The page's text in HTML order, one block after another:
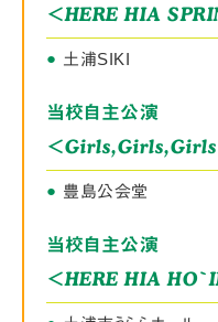
＜HERE HIA
● 土浦SIKI
当校自主公演
＜Girls,Girls,Girls
● 豊島公会堂
当校自主公演
＜HERE HIA